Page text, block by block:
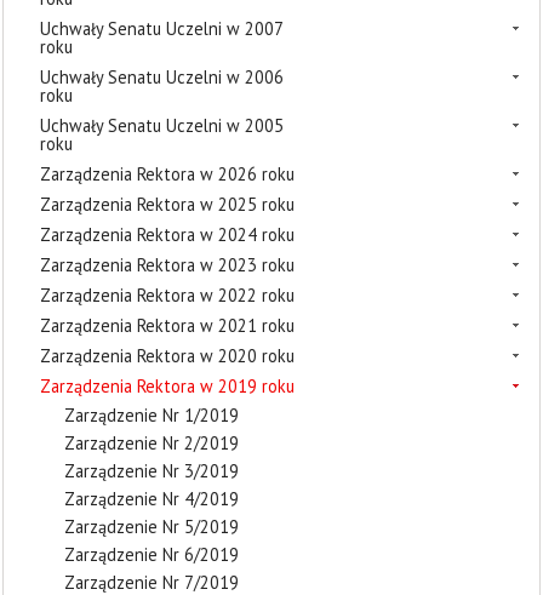
Uchwały Senatu Uczelni w 2007
roku
Uchwały Senatu Uczelni w 2006
roku
Uchwały Senatu Uczelni w 2005
roku
Zarządzenia Rektora w 2026 roku
Zarządzenia Rektora w 2025 roku
Zarządzenia Rektora w 2024 roku
Zarządzenia Rektora w 2023 roku
Zarządzenia Rektora w 2022 roku
Zarządzenia Rektora w 2021 roku
Zarządzenia Rektora w 2020 roku
Zarządzenia Rektora w 2019 roku
Zarządzenie Nr 1/2019
Zarządzenie Nr 2/2019
Zarządzenie Nr 3/2019
Zarządzenie Nr 4/2019
Zarządzenie Nr 5/2019
Zarządzenie Nr 6/2019
Zarządzenie Nr 7/2019